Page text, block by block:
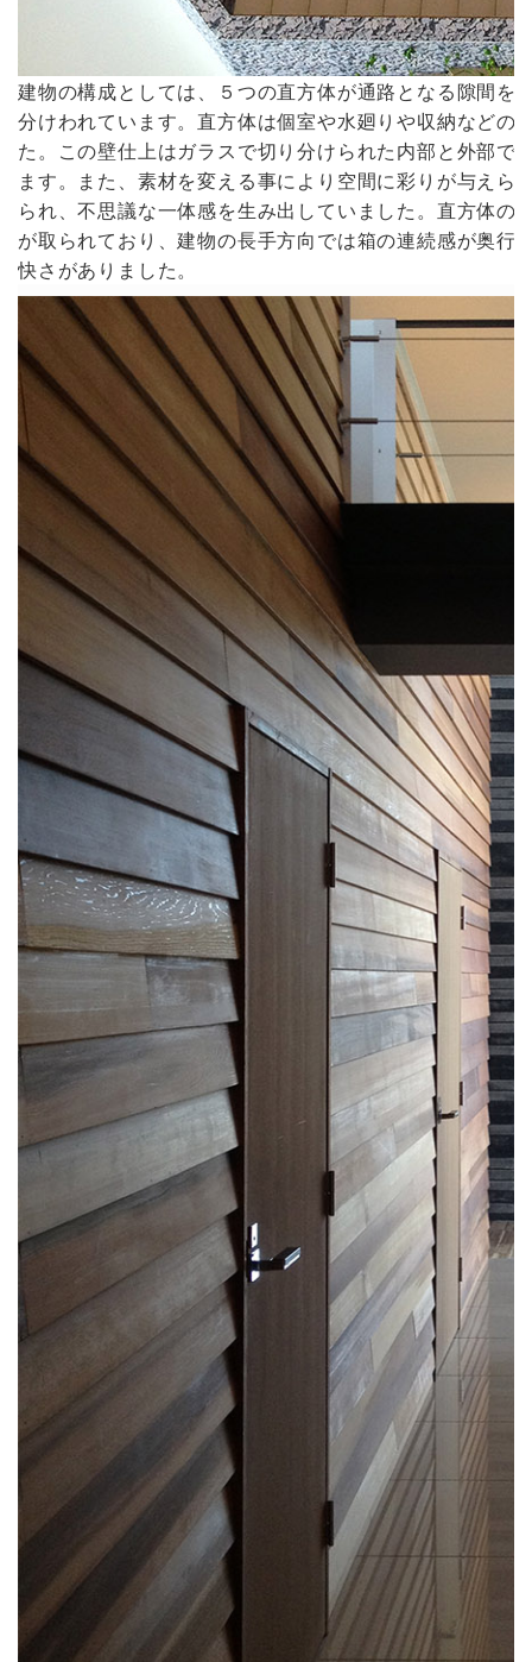
建物の構成としては、５つの直方体が通路となる隙間
分けわれています。直方体は個室や水廻りや収納など
た。この壁仕上はガラスで切り分けられた内部と外部
ます。また、素材を変える事により空間に彩りが与え
られ、不思議な一体感を生み出していました。直方体
が取られており、建物の長手方向では箱の連続感が奥
快さがありました。